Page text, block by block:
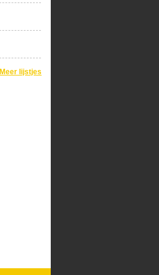
Meer lijstjes